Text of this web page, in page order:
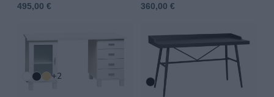
495,00 € 360,00 €
+2